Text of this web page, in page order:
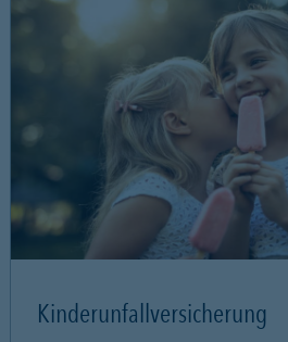
Kinderunfallversicherung